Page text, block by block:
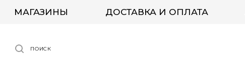
МАГАЗИНЫ ДОСТАВКА И ОПЛАТА
ПОИСК